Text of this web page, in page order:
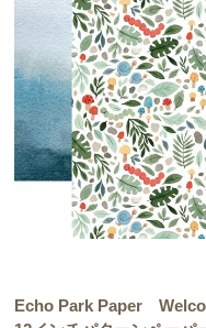
Echo Park Paper